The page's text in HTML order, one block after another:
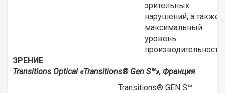
зрительных
нарушений, а также
максимальный
уровень
производительности.
ЗРЕНИЕ
Transitions Optical «Transitions® Gen S™», Франция
Transitions® GEN S™